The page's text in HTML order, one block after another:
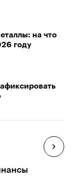
на что
году